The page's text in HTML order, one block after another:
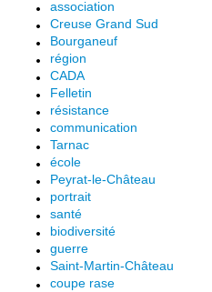
association
Creuse Grand Sud
Bourganeuf
région
CADA
Felletin
résistance
communication
Tarnac
école
Peyrat-le-Château
portrait
santé
biodiversité
guerre
Saint-Martin-Château
coupe rase